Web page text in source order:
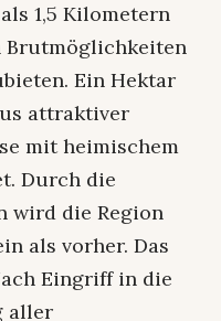
1,5 Kilometern
Brutmöglichkeiten
Ein Hektar
attraktiver
mit heimischem
Durch die
wird die Region
als vorher. Das
Eingriff in die
aller